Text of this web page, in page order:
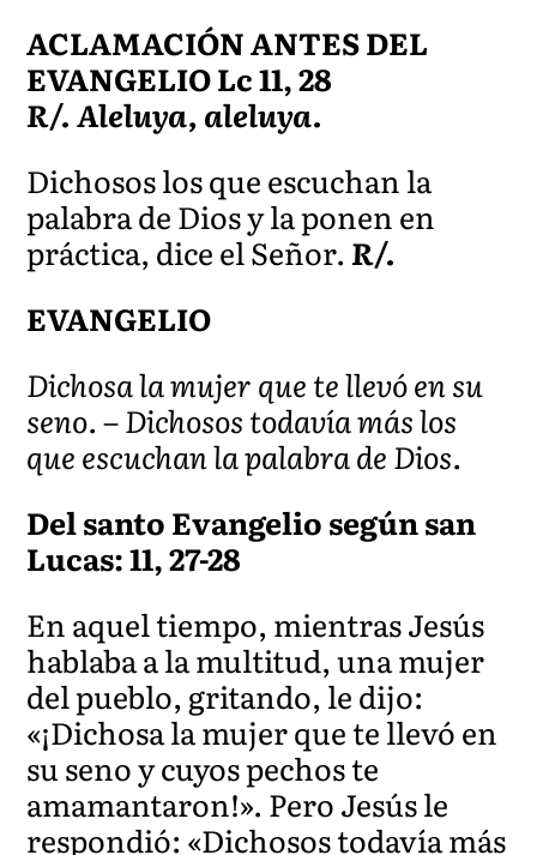
ACLAMACIÓN ANTES DEL
EVANGELIO Lc 11, 28
R/. Aleluya, aleluya.
Dichosos los que escuchan la
palabra de Dios y la ponen en
práctica, dice el Señor.R/.
EVANGELIO
Dichosa la mujer que te llevó en su
seno. – Dichosos todavía más los
que escuchan la palabra de Dios.
Del santo Evangelio según san
Lucas: 11, 27-28
En aquel tiempo, mientras Jesús
hablaba a la multitud, una mujer
del pueblo, gritando, le dijo:
«¡Dichosa la mujer que te llevó en
su seno y cuyos pechos te
amamantaron!». Pero Jesús le
respondió: «Dichosos todavía más